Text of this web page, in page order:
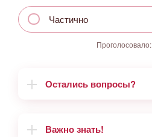
Частично
Проголосовало:
Остались вопросы?
Важно знать!